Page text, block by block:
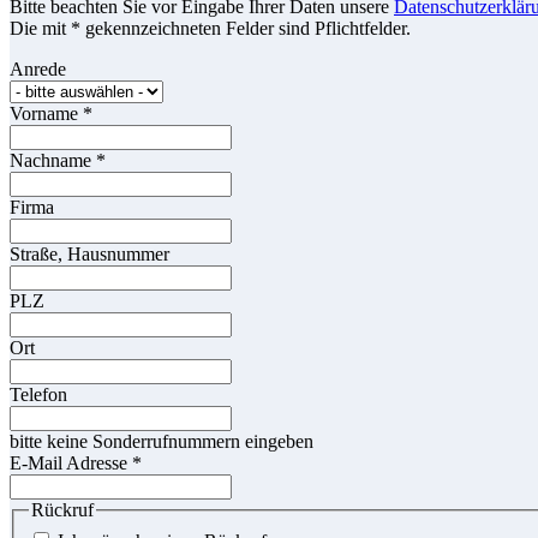
Bitte beachten Sie vor Eingabe Ihrer Daten unsere
Die mit * gekennzeichneten Felder sind Pflichtfelder.
Anrede
Vorname *
Nachname *
Firma
Straße, Hausnummer
PLZ
Ort
Telefon
bitte keine Sonderrufnummern eingeben
E-Mail Adresse *
Rückruf